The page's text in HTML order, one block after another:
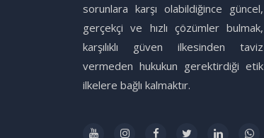
sorunlara karşı olabildiğince güncel,
gerçekçi ve hızlı çözümler bulmak,
karşılıklı güven ilkesinden taviz
vermeden hukukun gerektirdiği etik
ilkelere bağlı kalmaktır.